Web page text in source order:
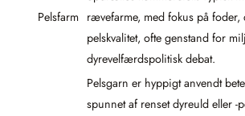
Pelsfarm rævefarme, med fokus på
pelskvalitet, ofte genstand for
dyrevelfærdspolitisk debat.
Pelsgarn er hyppigt anvendt
spunnet af renset dyreuld eller -